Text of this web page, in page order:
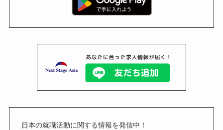
日本の就職活動に関する情報を発信中！